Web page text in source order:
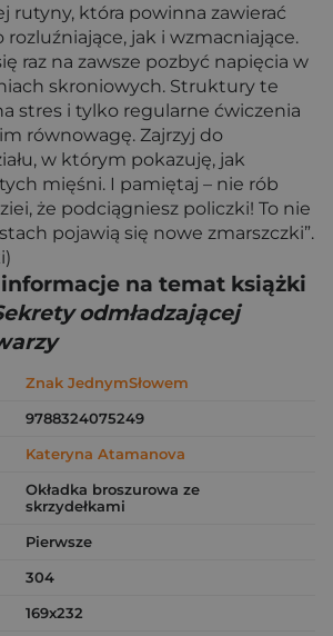
rutyny, która powinna zawierać
jak i wzmacniające.
raz na zawsze pozbyć napięcia w
skroniowych. Struktury te
stres i tylko regularne ćwiczenia
równowagę. Zajrzyj do
w którym pokazuję, jak
mięśni. I pamiętaj – nie rób
że podciągniesz policzki! To nie
pojawią się nowe zmarszczki”.
informacje na temat książki
odmładzającej
Znak JednymSłowem
9788324075249
Kateryna Atamanova
Okładka broszurowa ze
skrzydełkami
Pierwsze
304
169x232